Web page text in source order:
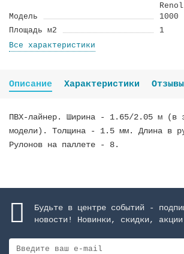
Модель
1000
Площадь м2
1
Все характеристики
Описание Характеристики Отзывы
ПВХ-лайнер. Ширина - 1.65/2.05 м (в
модели). Толщина - 1.5 мм. Длина в
Рулонов на паллете - 8.
Будьте в центре событий -
новости! Новинки, скидки,